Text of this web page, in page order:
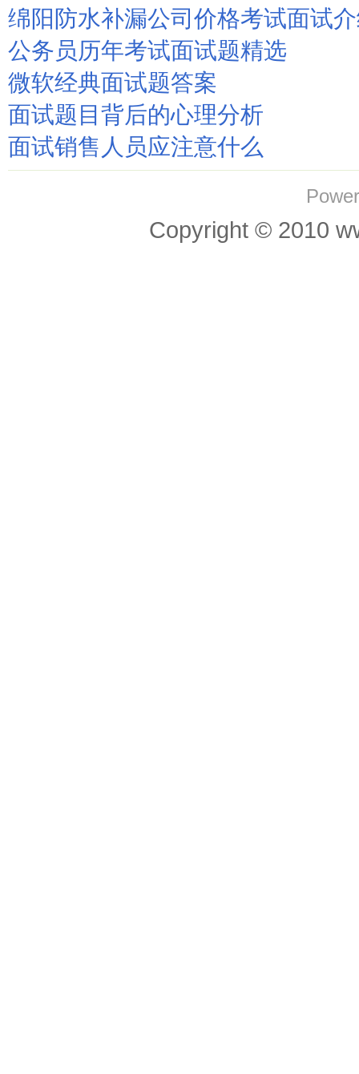
绵阳防水补漏公司价格考试面试
公务员历年考试面试题精选
微软经典面试题答案
面试题目背后的心理分析
面试销售人员应注意什么
Copyright © 2010